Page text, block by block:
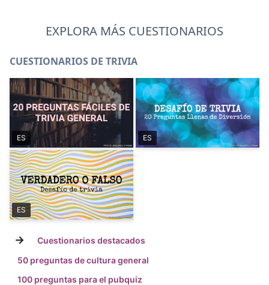
EXPLORA MÁS CUESTIONARIOS
CUESTIONARIOS DE TRIVIA
ES ES
ES
→
Cuestionarios destacados
50 preguntas de cultura general
100 preguntas para el pubquiz